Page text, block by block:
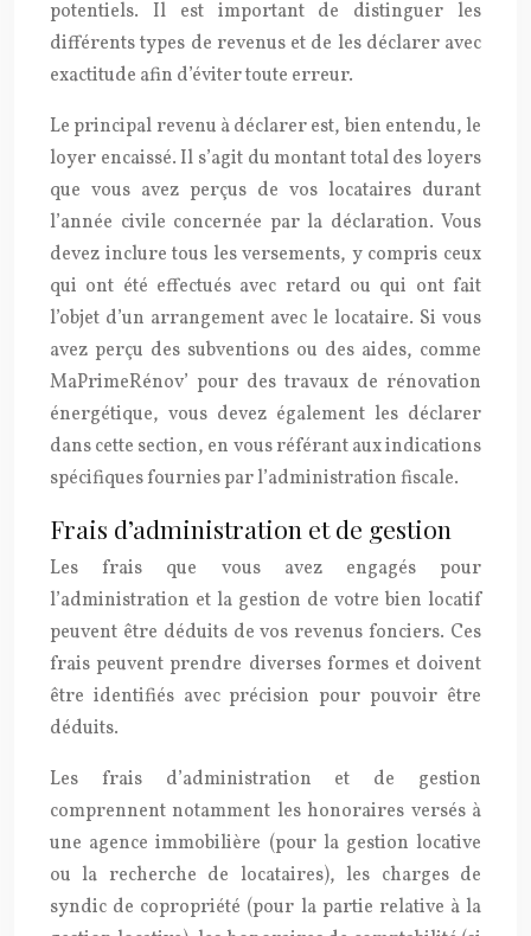
potentiels. Il est important de distinguer les
différents types de revenus et de les déclarer avec
exactitude afin d’éviter toute erreur.
Le principal revenu à déclarer est, bien entendu, le
loyer encaissé. Il s’agit du montant total des loyers
que vous avez perçus de vos locataires durant
l’année civile concernée par la déclaration. Vous
devez inclure tous les versements, y compris ceux
qui ont été effectués avec retard ou qui ont fait
l’objet d’un arrangement avec le locataire. Si vous
avez perçu des subventions ou des aides, comme
MaPrimeRénov’ pour des travaux de rénovation
énergétique, vous devez également les déclarer
dans cette section, en vous référant aux indications
spécifiques fournies par l’administration fiscale.
Frais d’administration et de gestion
Les frais que vous avez engagés pour
l’administration et la gestion de votre bien locatif
peuvent être déduits de vos revenus fonciers. Ces
frais peuvent prendre diverses formes et doivent
être identifiés avec précision pour pouvoir être
déduits.
Les frais d’administration et de gestion
comprennent notamment les honoraires versés à
une agence immobilière (pour la gestion locative
ou la recherche de locataires), les charges de
syndic de copropriété (pour la partie relative à la